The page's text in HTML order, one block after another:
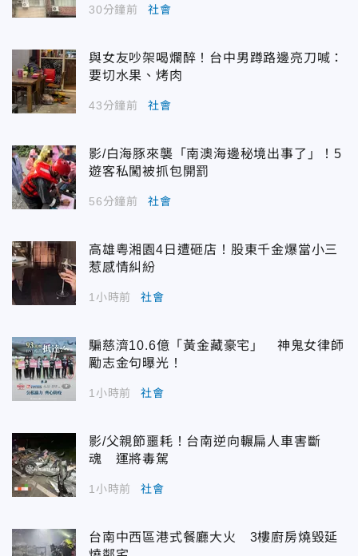
30分鐘前 社會
與女友吵架喝爛醉！台中男蹲路邊亮刀喊：
要切水果、烤肉
43分鐘前 社會
影/白海豚來襲「南澳海邊秘境出事了」！5
遊客私闖被抓包開罰
56分鐘前 社會
高雄粵湘園4日遭砸店！股東千金爆當小三
惹感情糾紛
1小時前 社會
騙慈濟10.6億「黃金藏豪宅」 神鬼女律師
勵志金句曝光！
1小時前 社會
影/父親節噩耗！台南逆向輾扁人車害斷
魂 運將毒駕
1小時前 社會
台南中西區港式餐廳大火 3樓廚房燒毀延